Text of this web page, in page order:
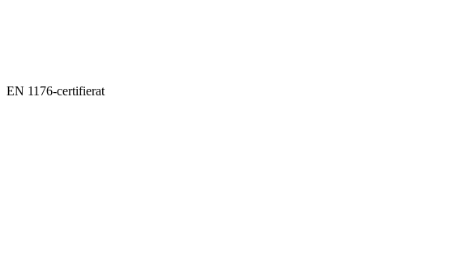
EN 1176-certifierat